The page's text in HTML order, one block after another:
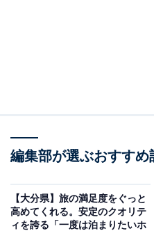
編集部が選ぶおすすめ
【大分県】旅の満足度をぐっと
高めてくれる。安定のクオリテ
ィを誇る「一度は泊まりたいホ